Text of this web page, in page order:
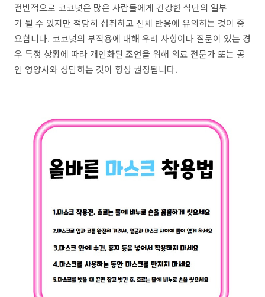
전반적으로 코코넛은 많은 사람들에게 건강한 식단의 일부
가 될 수 있지만 적당히 섭취하고 신체 반응에 유의하는 것이 중
요합니다. 코코넛의 부작용에 대해 우려 사항이나 질문이 있는 경
우 특정 상황에 따라 개인화된 조언을 위해 의료 전문가 또는 공
인 영양사와 상담하는 것이 항상 권장됩니다.